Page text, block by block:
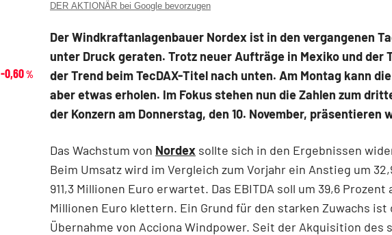
DER AKTIONÄR bei Google bevorzugen
Der Windkraftanlagenbauer Nordex ist in den vergangenen
unter Druck geraten. Trotz neuer Aufträge in Mexiko und der
der Trend beim TecDAX-Titel nach unten. Am Montag kann
aber etwas erholen. Im Fokus stehen nun die Zahlen zum
der Konzern am Donnerstag, den 10. November, präsentieren
Das Wachstum von Nordex sollte sich in den Ergebnissen
Beim Umsatz wird im Vergleich zum Vorjahr ein Anstieg um
911,3 Millionen Euro erwartet. Das EBITDA soll um 39,6 Prozent
Millionen Euro klettern. Ein Grund für den starken Zuwachs ist
Übernahme von Acciona Windpower. Seit der Akquisition des
-0,60%